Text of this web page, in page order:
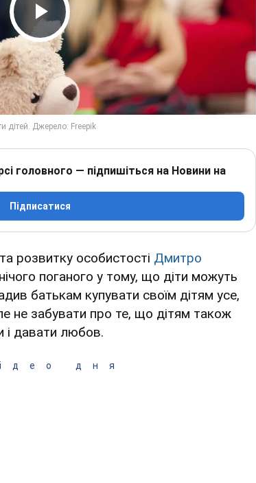
Play Video
головного — підпишіться на Новини на
Підписатися
розвитку особистості Дмитро
поганого у тому, що діти можуть
батькам купувати своїм дітям усе,
не забувати про те, що дітям також
і давати любов.
дня